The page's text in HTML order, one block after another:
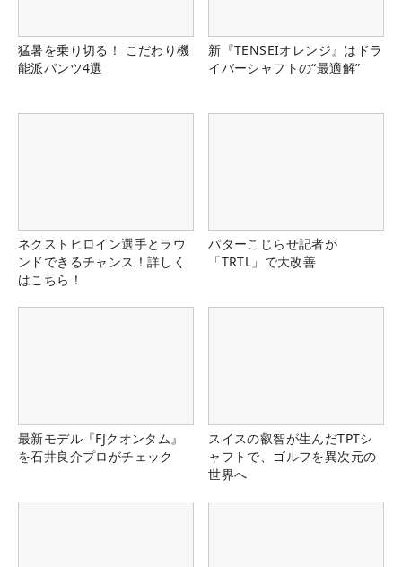
猛暑を乗り切る！ こだわり機
能派パンツ4選
新『TENSEIオレンジ』はドラ
イバーシャフトの“最適解”
ネクストヒロイン選手とラウ
ンドできるチャンス！詳しく
はこちら！
パターこじらせ記者が
「TRTL」で大改善
最新モデル『FJクオンタム』
を石井良介プロがチェック
スイスの叡智が生んだTPTシ
ャフトで、ゴルフを異次元の
世界へ